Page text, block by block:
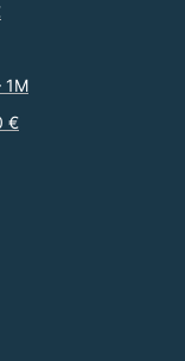
1M
€